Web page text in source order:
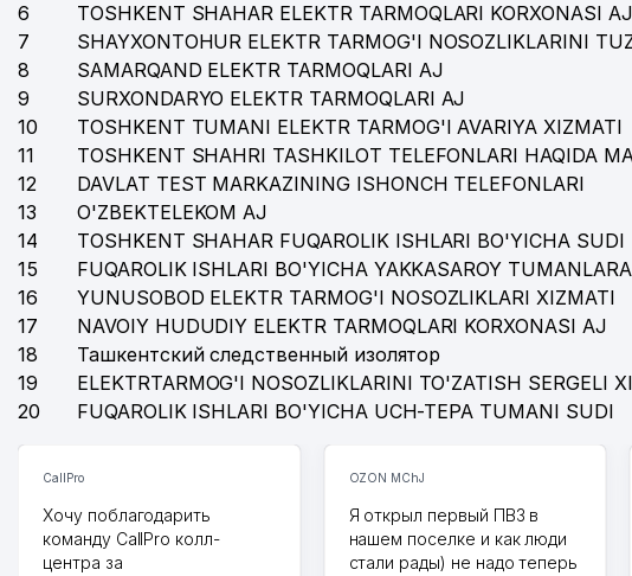
UMUMIY O'RTA TA'LIM MAKTABI №209
ASL ANTIQA BIZNES MChJ
BOLALAR BOG'CHASI №134
DUTIREV PAVEL VIKTOROVICH YAKKA TARTIBDAGI TADBIRKOR
SHABNAM ELEGANT OILAVIY KORXONASI
UMUMIY O'RTA TA'LIM MAKTABI №208
ILMIY TADQIQOT INSTITUTI IRRIGATSIYA VA SUV MUAMMOLARI
CHIMYON MAHALLA QO'MITASI
MIRZO-ULUG'BEK VA YASHNABOD TUMANLARI TIBBIY-MEHNAT
47 OILAVIY POLIKLINIKA № 8 (MIRZO-ULUGBEK TUMANI)
6
TOSHKENT SHAHAR ELEKTR TARMOQLARI KORXONASI AJ
7
SHAYXONTOHUR ELEKTR TARMOG'I NOSOZLIKLARINI
8
SAMARQAND ELEKTR TARMOQLARI AJ
9
SURXONDARYO ELEKTR TARMOQLARI AJ
10
TOSHKENT TUMANI ELEKTR TARMOG'I AVARIYA XIZMATI
11
TOSHKENT SHAHRI TASHKILOT TELEFONLARI HAQIDA
12
DAVLAT TEST MARKAZINING ISHONCH TELEFONLARI
13
O'ZBEKTELEKOM AJ
14
TOSHKENT SHAHAR FUQAROLIK ISHLARI BO'YICHA SUDI
15
FUQAROLIK ISHLARI BO'YICHA YAKKASAROY
16
YUNUSOBOD ELEKTR TARMOG'I NOSOZLIKLARI XIZMATI
17
NAVOIY HUDUDIY ELEKTR TARMOQLARI KORXONASI AJ
18
Ташкентский следственный изолятор
19
ELEKTRTARMOG'I NOSOZLIKLARINI TO'ZATISH SERGELI
20
FUQAROLIK ISHLARI BO'YICHA UCH-TEPA TUMANI SUDI
CallPro
Хочу поблагодарить
команду CallPro колл-
центра за
OZON MChJ
Я открыл первый ПВЗ в
нашем поселке и как люди
стали рады) не надо теперь